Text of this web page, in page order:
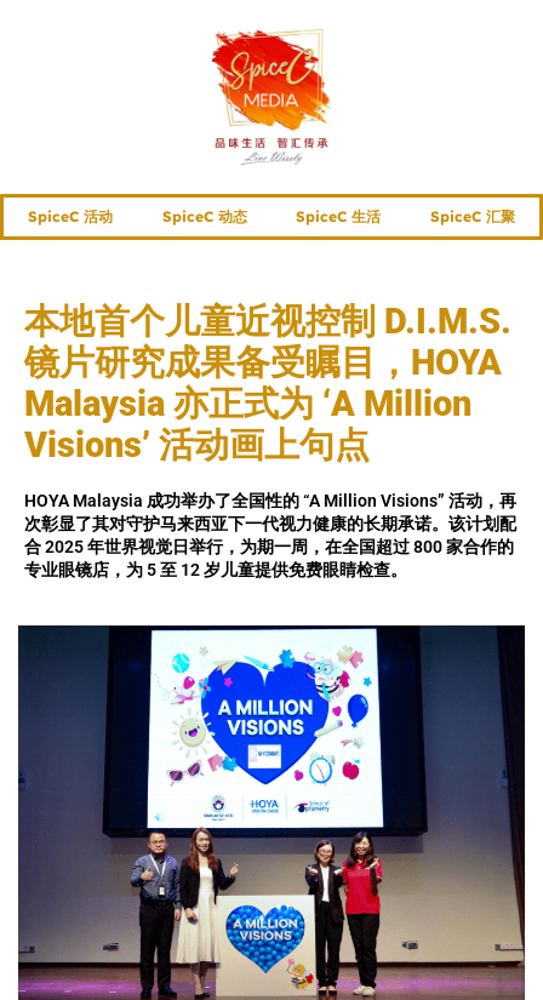
SpiceC 活动 SpiceC 动态 SpiceC 生活 SpiceC 汇聚
本地首个儿童近视控制 D.I.M.S.
镜片研究成果备受瞩目，HOYA
Malaysia 亦正式为 ‘A Million
Visions’ 活动画上句点
HOYA Malaysia 成功举办了全国性的 “A Million Visions” 活动，再
次彰显了其对守护马来西亚下一代视力健康的长期承诺。该计划配
合 2025 年世界视觉日举行，为期一周，在全国超过 800 家合作的
专业眼镜店，为 5 至 12 岁儿童提供免费眼睛检查。